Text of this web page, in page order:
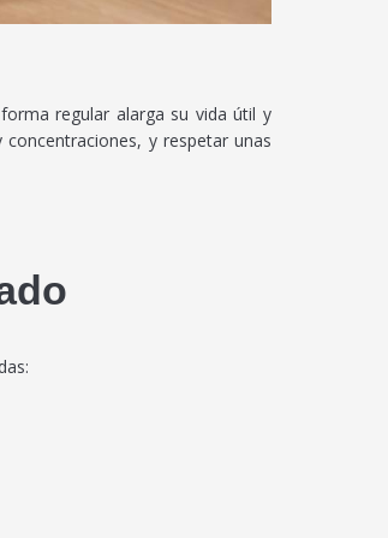
regular alarga su vida útil y
y respetar unas